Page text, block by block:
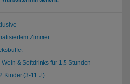
Zimmer
& Softdrinks für 1,5 Stunden
Kinder (3-11 J.)